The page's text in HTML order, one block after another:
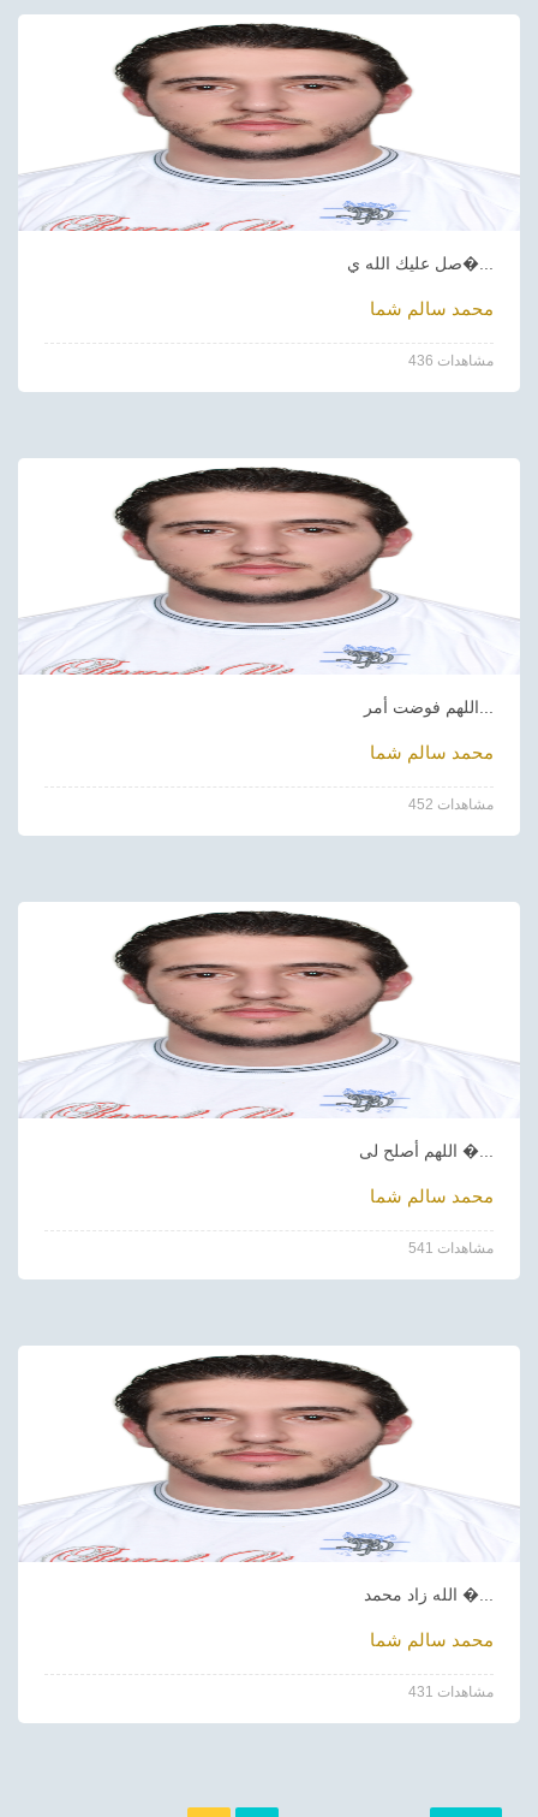
صل عليك الله ي�...
محمد سالم شما
436 مشاهدات
محمد سالم شما
452 مشاهدات
اللهم أصلح لى �...
محمد سالم شما
541 مشاهدات
الله زاد محمد �...
محمد سالم شما
431 مشاهدات